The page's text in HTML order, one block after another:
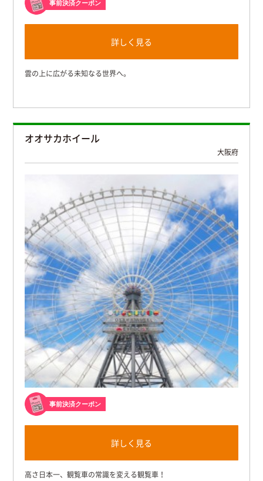
事前決済クーポン
詳しく見る
雲の上に広がる未知なる世界へ。
オオサカホイール
大阪府
事前決済クーポン
詳しく見る
高さ日本一、観覧車の常識を変える観覧車！